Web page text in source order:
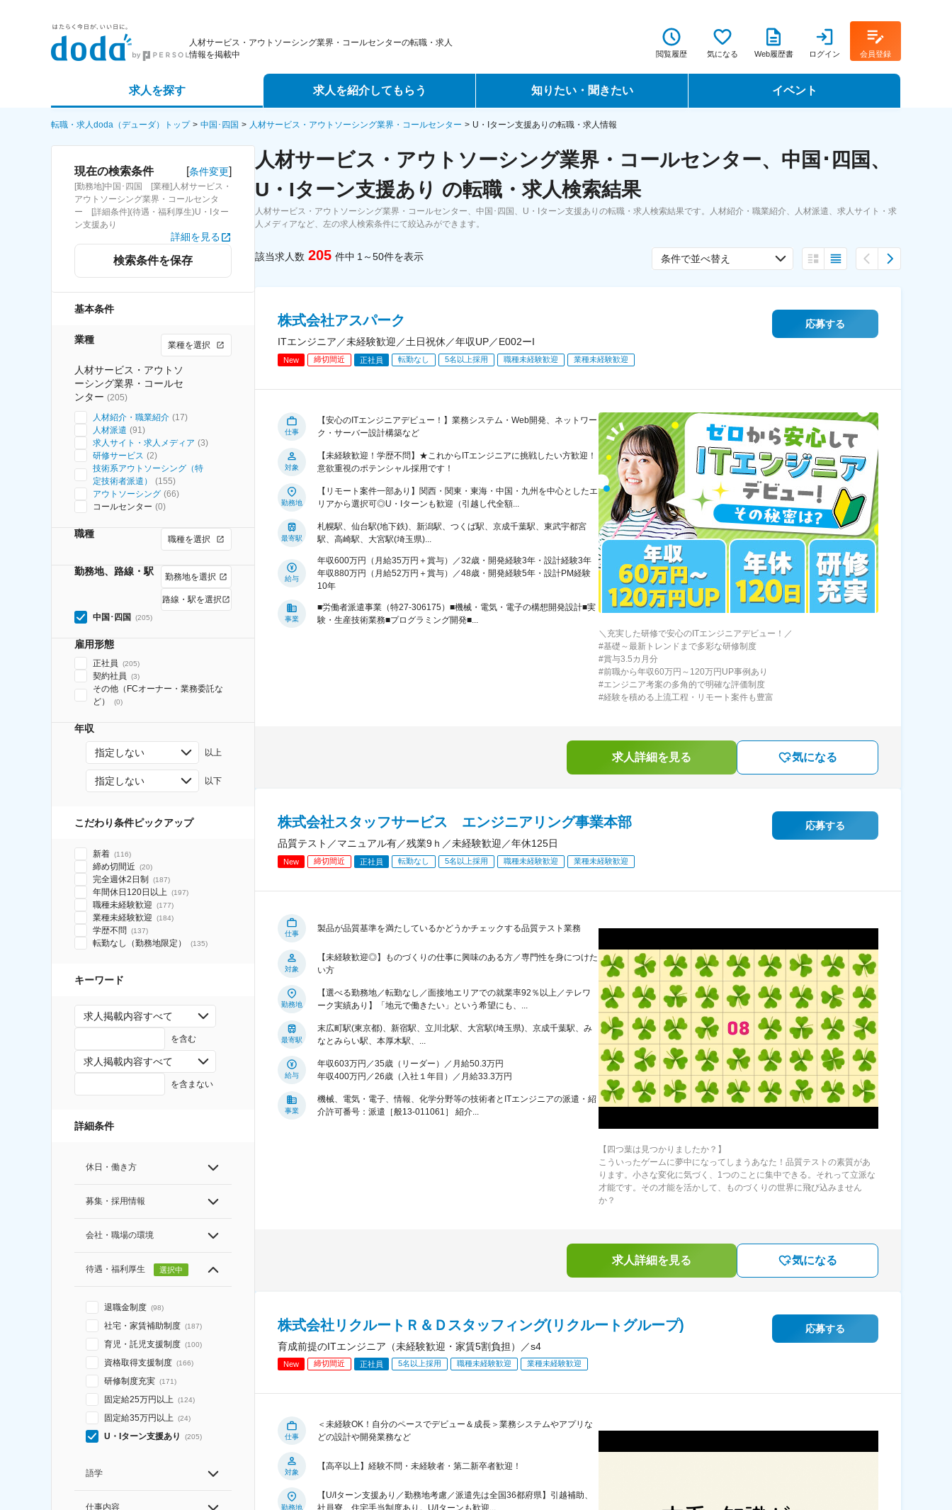
人材サービス・アウトソーシング業界・コールセンターの転職・求人
情報を掲載中
閲覧履歴 気になる Web履歴書 ログイン 会員登録
求人を探す
詳細条件から探す
求人特集から探す
求人を紹介してもらう
エージェントサービス
スカウトサービス
パートナーエージェントサービス
知りたい・聞きたい
転職ノウハウ
データで見る転職
コラム・インタビュー
イベント
転職フェア
転職・求人doda（デューダ）トップ 中国･四国 人材サービス・アウトソーシング業界・コールセンター U・Iターン支援ありの転職・求人情報
現在の検索条件 [条件変更]
[勤務地]中国･四国 [業種]人材サービス・
アウトソーシング業界・コールセンタ
ー [詳細条件](待遇・福利厚生)U・Iター
ン支援あり
詳細を見る
検索条件を保存
基本条件
業種 業種を選択
人材サービス・アウトソ
ーシング業界・コールセ
ンター (205)
人材紹介・職業紹介 (17)
人材派遣 (91)
求人サイト・求人メディア (3)
研修サービス (2)
技術系アウトソーシング（特
定技術者派遣）
(155)
アウトソーシング (66)
コールセンター (0)
職種 職種を選択
勤務地、路線・駅 勤務地を選択
路線・駅を選択
中国･四国
(205)
雇用形態
正社員 (205)
契約社員 (3)
その他（FCオーナー・業務委託な
ど）
(0)
年収
指定しない 以上
指定しない 以下
こだわり条件ピックアップ
新着 (116)
締め切間近 (20)
完全週休2日制 (187)
年間休日120日以上 (197)
職種未経験歓迎 (177)
業種未経験歓迎 (184)
学歴不問 (137)
転勤なし（勤務地限定） (135)
キーワード
求人掲載内容すべて
を含む
求人掲載内容すべて
を含まない
詳細条件
休日・働き方
募集・採用情報
会社・職場の環境
待遇・福利厚生 選択中
退職金制度 (98)
社宅・家賃補助制度 (187)
育児・託児支援制度 (100)
資格取得支援制度 (166)
研修制度充実 (171)
固定給25万円以上 (124)
固定給35万円以上 (24)
U・Iターン支援あり (205)
語学
仕事内容
人材サービス・アウトソーシング業界・コールセンター、中国･四国、
U・Iターン支援あり の転職・求人検索結果
人材サービス・アウトソーシング業界・コールセンター、中国･四国、U・Iターン支援ありの転職・求人検索結果です。人材紹介・職業紹介、人材派遣、求人サイト・求
人メディアなど、左の求人検索条件にて絞込みができます。
該当求人数 205 件中 1～50件を表示 条件で並べ替え
株式会社アスパーク
ITエンジニア／未経験歓迎／土日祝休／年収UP／E002ーI
New 締切間近 正社員 転勤なし 5名以上採用 職種未経験歓迎 業種未経験歓迎
応募する
仕事
【安心のITエンジニアデビュー！】業務システム・Web開発、ネットワー
ク・サーバー設計構築など
対象
【未経験歓迎！学歴不問】★これからITエンジニアに挑戦したい方歓迎！
意欲重視のポテンシャル採用です！
勤務地
【リモート案件一部あり】関西・関東・東海・中国・九州を中心としたエ
リアから選択可◎U・Iターンも歓迎（引越し代全額...
最寄駅
札幌駅、仙台駅(地下鉄)、新潟駅、つくば駅、京成千葉駅、東武宇都宮
駅、高崎駅、大宮駅(埼玉県)...
給与
年収600万円（月給35万円＋賞与）／32歳・開発経験3年・設計経験3年
年収880万円（月給52万円＋賞与）／48歳・開発経験5年・設計PM経験
10年
事業
■労働者派遣事業（特27-306175）■機械・電気・電子の構想開発設計■実
験・生産技術業務■プログラミング開発■...
＼充実した研修で安心のITエンジニアデビュー！／
#基礎～最新トレンドまで多彩な研修制度
#賞与3.5カ月分
#前職から年収60万円～120万円UP事例あり
#エンジニア考案の多角的で明確な評価制度
#経験を積める上流工程・リモート案件も豊富
求人詳細を見る 気になる
株式会社スタッフサービス エンジニアリング事業本部
品質テスト／マニュアル有／残業9ｈ／未経験歓迎／年休125日
New 締切間近 正社員 転勤なし 5名以上採用 職種未経験歓迎 業種未経験歓迎
応募する
仕事
製品が品質基準を満たしているかどうかチェックする品質テスト業務
対象
【未経験歓迎◎】ものづくりの仕事に興味のある方／専門性を身につけた
い方
勤務地
【選べる勤務地／転勤なし／面接地エリアでの就業率92％以上／テレワ
ーク実績あり】「地元で働きたい」という希望にも、...
最寄駅
末広町駅(東京都)、新宿駅、立川北駅、大宮駅(埼玉県)、京成千葉駅、み
なとみらい駅、本厚木駅、...
給与
年収603万円／35歳（リーダー）／月給50.3万円
年収400万円／26歳（入社１年目）／月給33.3万円
事業
機械、電気・電子、情報、化学分野等の技術者とITエンジニアの派遣・紹
介許可番号：派遣［般13-011061］ 紹介...
【四つ葉は見つかりましたか？】
こういったゲームに夢中になってしまうあなた！品質テストの素質があ
ります。小さな変化に気づく、1つのことに集中できる。それって立派な
才能です。その才能を活かして、ものづくりの世界に飛び込みません
か？
求人詳細を見る 気になる
株式会社リクルートＲ＆Ｄスタッフィング(リクルートグループ)
育成前提のITエンジニア（未経験歓迎・家賃5割負担）／s4
New 締切間近 正社員 5名以上採用 職種未経験歓迎 業種未経験歓迎
応募する
仕事
＜未経験OK！自分のペースでデビュー＆成長＞業務システムやアプリな
どの設計や開発業務など
対象
【高卒以上】経験不問・未経験者・第二新卒者歓迎！
勤務地
【U/Iターン支援あり／勤務地考慮／派遣先は全国36都府県】引越補助、